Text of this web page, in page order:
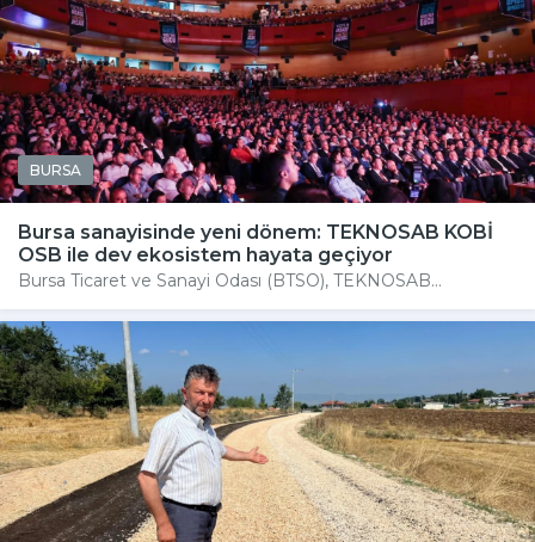
BURSA
Bursa sanayisinde yeni dönem: TEKNOSAB KOBİ
OSB ile dev ekosistem hayata geçiyor
Bursa Ticaret ve Sanayi Odası (BTSO), TEKNOSAB...